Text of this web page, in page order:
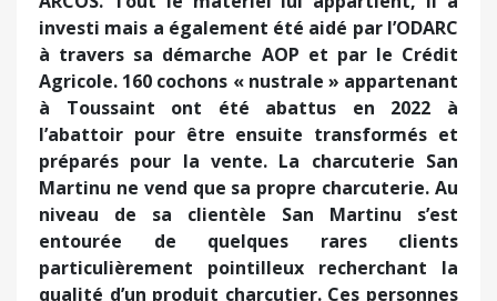
investi mais a également été aidé par l’ODARC
à travers sa démarche AOP et par le Crédit
Agricole. 160 cochons « nustrale » appartenant
à Toussaint ont été abattus en 2022 à
l’abattoir pour être ensuite transformés et
préparés pour la vente. La charcuterie San
Martinu ne vend que sa propre charcuterie. Au
niveau de sa clientèle San Martinu s’est
entourée de quelques rares clients
particulièrement pointilleux recherchant la
qualité d’un produit charcutier. Ces personnes